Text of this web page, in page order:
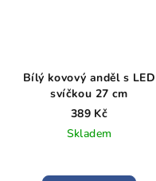
Bílý kovový anděl s LED
svíčkou 27 cm
389 Kč
Skladem